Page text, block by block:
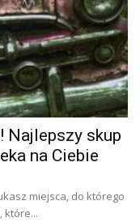
Najlepszy skup
na Ciebie
miejsca, do którego
które...